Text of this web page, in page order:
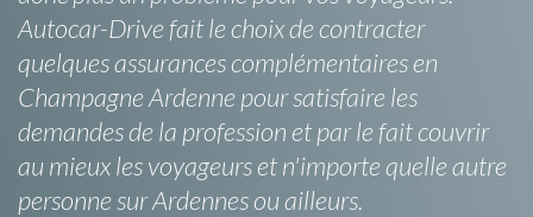
Autocar-Drive fait le choix de contracter
quelques assurances complémentaires en
Champagne Ardenne pour satisfaire les
demandes de la profession et par le fait couvrir
au mieux les voyageurs et n'importe quelle autre
personne sur Ardennes ou ailleurs.